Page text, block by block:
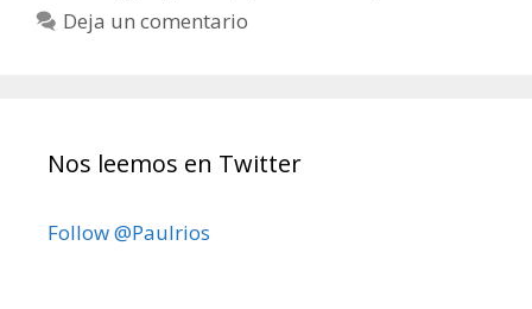
Deja un comentario
Nos leemos en Twitter
Follow @Paulrios